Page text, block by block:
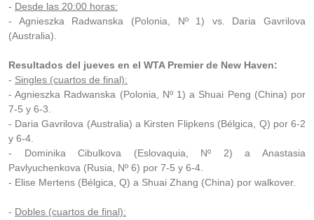
- Desde las 20:00 horas:
- Agnieszka Radwanska (Polonia, Nº 1) vs. Daria Gavrilova
(Australia).
Resultados del jueves en el WTA Premier de New Haven:
- Singles (cuartos de final):
- Agnieszka Radwanska (Polonia, Nº 1) a Shuai Peng (China) por
7-5 y 6-3.
- Daria Gavrilova (Australia) a Kirsten Flipkens (Bélgica, Q) por 6-2
y 6-4.
- Dominika Cibulkova (Eslovaquia, Nº 2) a Anastasia
Pavlyuchenkova (Rusia, Nº 6) por 7-5 y 6-4.
- Elise Mertens (Bélgica, Q) a Shuai Zhang (China) por walkover.
- Dobles (cuartos de final):